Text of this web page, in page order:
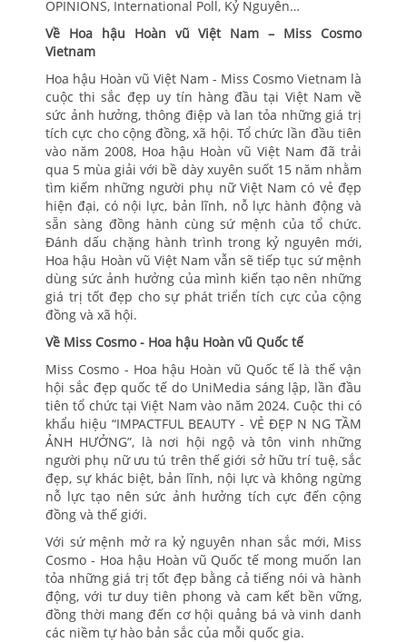
OPINIONS, International Poll, Kỷ Nguyên…
Về Hoa hậu Hoàn vũ Việt Nam – Miss Cosmo
Vietnam
Hoa hậu Hoàn vũ Việt Nam - Miss Cosmo Vietnam là
cuộc thi sắc đẹp uy tín hàng đầu tại Việt Nam về
sức ảnh hưởng, thông điệp và lan tỏa những giá trị
tích cực cho cộng đồng, xã hội. Tổ chức lần đầu tiên
vào năm 2008, Hoa hậu Hoàn vũ Việt Nam đã trải
qua 5 mùa giải với bề dày xuyên suốt 15 năm nhằm
tìm kiếm những người phụ nữ Việt Nam có vẻ đẹp
hiện đại, có nội lực, bản lĩnh, nỗ lực hành động và
sẵn sàng đồng hành cùng sứ mệnh của tổ chức.
Đánh dấu chặng hành trình trong kỷ nguyên mới,
Hoa hậu Hoàn vũ Việt Nam vẫn sẽ tiếp tục sứ mệnh
dùng sức ảnh hưởng của mình kiến tạo nên những
giá trị tốt đẹp cho sự phát triển tích cực của cộng
đồng và xã hội.
Về Miss Cosmo - Hoa hậu Hoàn vũ Quốc tế
Miss Cosmo - Hoa hậu Hoàn vũ Quốc tế là thế vận
hội sắc đẹp quốc tế do UniMedia sáng lập, lần đầu
tiên tổ chức tại Việt Nam vào năm 2024. Cuộc thi có
khẩu hiệu “IMPACTFUL BEAUTY - VẺ ĐẸP N NG TẦM
ẢNH HƯỞNG”, là nơi hội ngộ và tôn vinh những
người phụ nữ ưu tú trên thế giới sở hữu trí tuệ, sắc
đẹp, sự khác biệt, bản lĩnh, nội lực và không ngừng
nỗ lực tạo nên sức ảnh hưởng tích cực đến cộng
đồng và thế giới.
Với sứ mệnh mở ra kỷ nguyên nhan sắc mới, Miss
Cosmo - Hoa hậu Hoàn vũ Quốc tế mong muốn lan
tỏa những giá trị tốt đẹp bằng cả tiếng nói và hành
động, với tư duy tiên phong và cam kết bền vững,
đồng thời mang đến cơ hội quảng bá và vinh danh
các niềm tự hào bản sắc của mỗi quốc gia.